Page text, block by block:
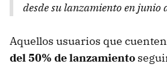
desde su lanzamiento en junio
Aquellos usuarios que
del 50% de lanzamiento